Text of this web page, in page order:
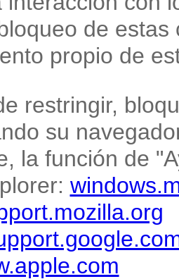
de
propio de
restringir,
su
la función de